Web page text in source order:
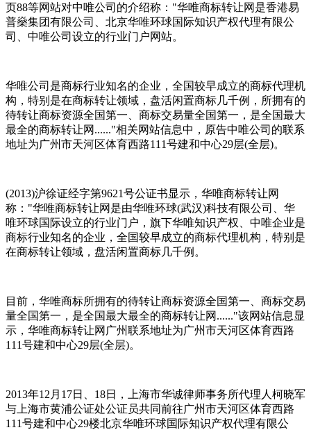
页88等网站对中唯公司的介绍称："华唯商标转让网是香港易
普燊集团有限公司、北京华唯环球国际知识产权代理有限公
司、中唯公司设立的行业门户网站。
华唯公司是商标行业知名的企业，全国较早成立的商标代理机
构，特别是在商标转让领域，盘活闲置商标几千例，所拥有的
待转让商标资源全国第一、商标交易量全国第一，是全国最大
最全的商标转让网......"相关网站信息中，原告中唯公司的联系
地址为广州市天河区体育西路111号建和中心29层(全层)。
(2013)沪徐证经字第9621号公证书显示，华唯商标转让网
称："华唯商标转让网是由华唯环球(武汉)科技有限公司、华
唯环球国际设立的行业门户，旗下华唯知识产权、中唯企业是
商标行业知名的企业，全国较早成立的商标代理机构，特别是
在商标转让领域，盘活闲置商标几千例。
目前，华唯商标所拥有的待转让商标资源全国第一、商标交易
量全国第一，是全国最大最全的商标转让网......"该网站信息显
示，华唯商标转让网广州联系地址为广州市天河区体育西路
111号建和中心29层(全层)。
2013年12月17日、18日，上海市华诚律师事务所代理人柯晓军
与上海市黄浦公证处公证员共同前往广州市天河区体育西路
111号建和中心29楼北京华唯环球国际知识产权代理有限公